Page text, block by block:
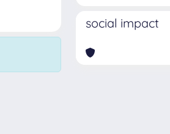
social impact